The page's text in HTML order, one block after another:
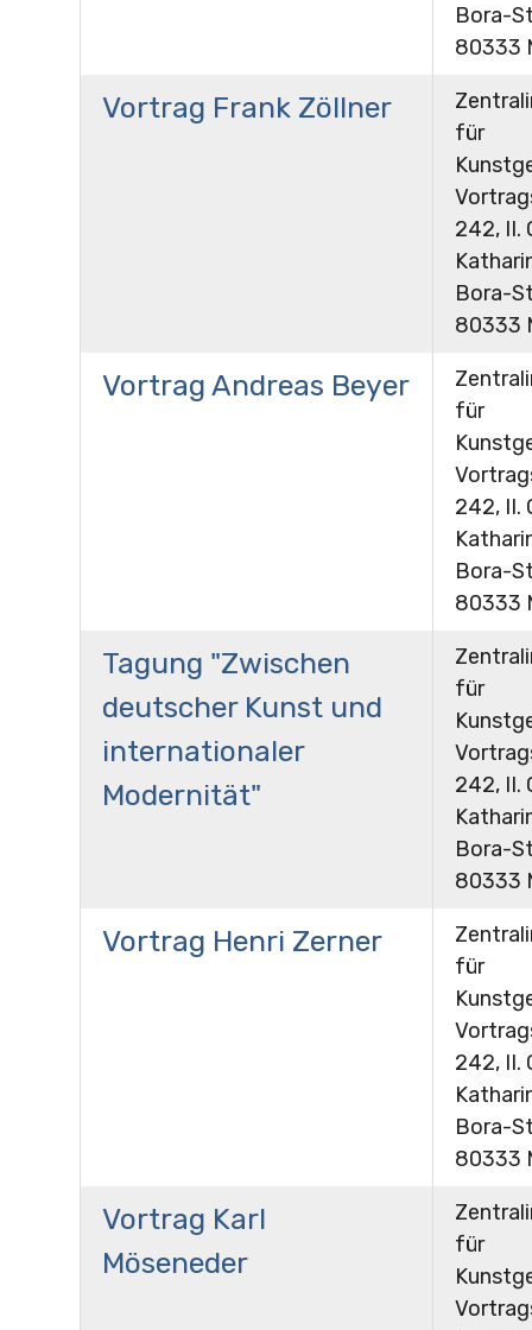
Bora-
80333
Vortrag Frank Zöllner
für
242, II.
Bora-
80333
Vortrag Andreas Beyer
für
242, II.
Bora-
80333
Tagung "Zwischen
deutscher Kunst und
internationaler
Modernität"
für
242, II.
Bora-
80333
Vortrag Henri Zerner
für
242, II.
Bora-
80333
Vortrag Karl
Möseneder
für